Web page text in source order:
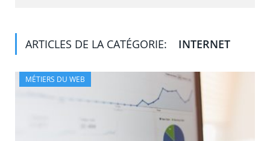
ARTICLES DE LA CATÉGORIE: INTERNET
MÉTIERS DU WEB